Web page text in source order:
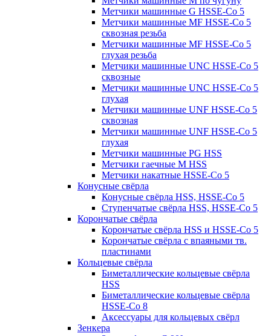
Метчики машинные G HSSE-Co 5
Метчики машинные MF HSSE-Co 5
сквозная резьба
Метчики машинные MF HSSE-Co 5
глухая резьба
Метчики машинные UNC HSSE-Co 5
сквозные
Метчики машинные UNC HSSE-Co 5
глухая
Метчики машинные UNF HSSE-Co 5
сквозная
Метчики машинные UNF HSSE-Co 5
глухая
Метчики машинные PG HSS
Метчики гаечные M HSS
Метчики накатные HSSE-Co 5
Конусные свёрла
Конусные свёрла HSS, HSSE-Co 5
Ступенчатые свёрла HSS, HSSE-Co 5
Корончатые свёрла
Корончатые свёрла HSS и HSSE-Co 5
Корончатые свёрла с впаяными тв.
пластинами
Кольцевые свёрла
Биметаллические кольцевые свёрла
HSS
Биметаллические кольцевые свёрла
HSSE-Co 8
Аксессуары для кольцевых свёрл
Зенкера